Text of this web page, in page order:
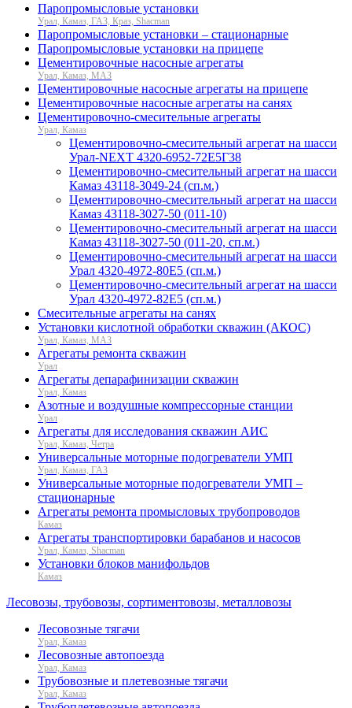
Паропромысловые установки
Урал, Камаз, ГАЗ, Краз, Shacman
Паропромысловые установки – стационарные
Паропромысловые установки на прицепе
Цементировочные насосные агрегаты
Урал, Камаз, МАЗ
Цементировочные насосные агрегаты на прицепе
Цементировочные насосные агрегаты на санях
Цементировочно-смесительные агрегаты
Урал, Камаз
Цементировочно-смесительный агрегат на шасси
Урал-NEXT 4320-6952-72Е5Г38
Цементировочно-смесительный агрегат на шасси
Камаз 43118-3049-24 (сп.м.)
Цементировочно-смесительный агрегат на шасси
Камаз 43118-3027-50 (011-10)
Цементировочно-смесительный агрегат на шасси
Камаз 43118-3027-50 (011-20, сп.м.)
Цементировочно-смесительный агрегат на шасси
Урал 4320-4972-80Е5 (сп.м.)
Цементировочно-смесительный агрегат на шасси
Урал 4320-4972-82Е5 (сп.м.)
Смесительные агрегаты на санях
Установки кислотной обработки скважин (АКОС)
Урал, Камаз, МАЗ
Агрегаты ремонта скважин
Урал
Агрегаты депарафинизации скважин
Урал, Камаз
Азотные и воздушные компрессорные станции
Урал
Агрегаты для исследования скважин АИС
Урал, Камаз, Четра
Универсальные моторные подогреватели УМП
Урал, Камаз, ГАЗ
Универсальные моторные подогреватели УМП –
стационарные
Агрегаты ремонта промысловых трубопроводов
Камаз
Агрегаты транспортировки барабанов и насосов
Урал, Камаз, Shacman
Установки блоков манифольдов
Камаз
Лесовозы, трубовозы, сортиментовозы, металловозы
Лесовозные тягачи
Урал, Камаз
Лесовозные автопоезда
Урал, Камаз
Трубовозные и плетевозные тягачи
Урал, Камаз